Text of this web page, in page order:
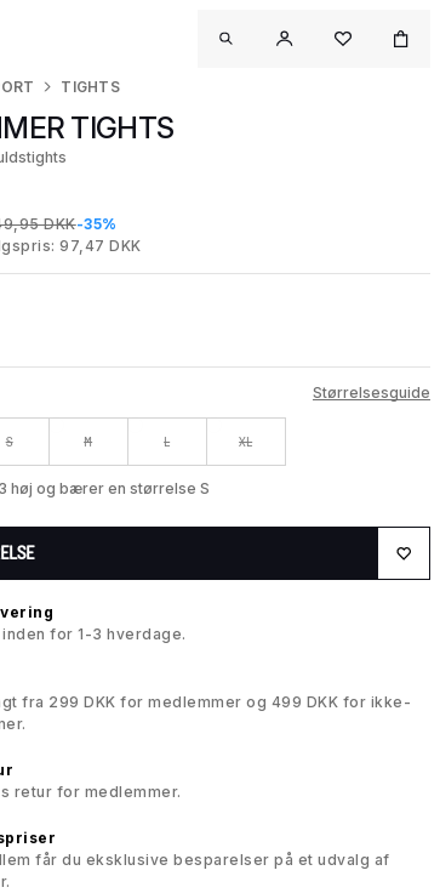
TIGHTS
TIGHTS
DKK-35%
97,47 DKK
Størrelsesguide
S M L XL
høj og bærer en størrelse S
for 1-3 hverdage.
fra 299 DKK for medlemmer og 499 DKK for ikke-
retur for medlemmer.
får du eksklusive besparelser på et udvalg af